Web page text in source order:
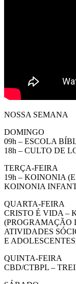
NOSSA SEMANA
DOMINGO
09h – ESCOLA
18h – CULTO DE
TERÇA-FEIRA
19h – KOINONIA
KOINONIA
QUARTA-FEIRA
CRISTO É VIDA –
(PROGRAMAÇÃO
ATIVIDADES
E
QUINTA-FEIRA
CBD/CTBPL –